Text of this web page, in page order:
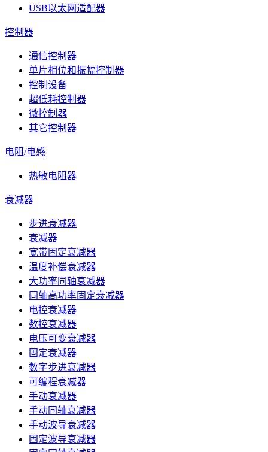
USB以太网适配器
控制器
通信控制器
单片相位和振幅控制器
控制设备
超低耗控制器
微控制器
其它控制器
电阻/电感
热敏电阻器
衰减器
步进衰减器
衰减器
宽带固定衰减器
温度补偿衰减器
大功率同轴衰减器
同轴高功率固定衰减器
电控衰减器
数控衰减器
电压可变衰减器
固定衰减器
数字步进衰减器
可编程衰减器
手动衰减器
手动同轴衰减器
手动波导衰减器
固定波导衰减器